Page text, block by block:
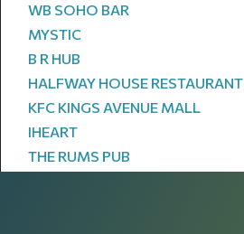
WB SOHO BAR
MYSTIC
B R HUB
HALFWAY HOUSE RESTAURANT
KFC KINGS AVENUE MALL
IHEART
THE RUMS PUB